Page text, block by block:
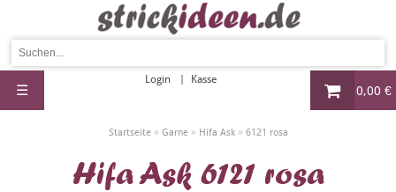
0,00 €
Login Kasse
☰
Startseite» Garne» Hifa Ask» 6121 rosa
Hifa Ask 6121 rosa